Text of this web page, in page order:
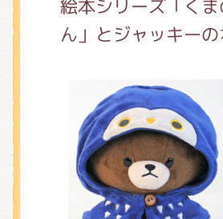
絵本シリーズ「く
ん」とジャッキー